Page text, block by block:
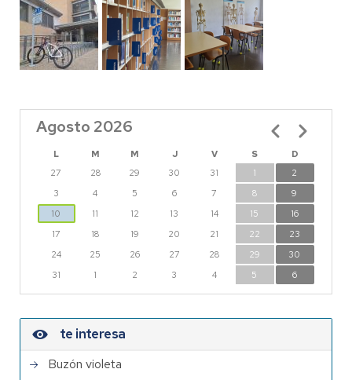
Agosto 2026
L M M J V S
D
27
28 29 30 31 1
2
3
4 5 6 7 8
9
10
11 12 13 14 15
16
17
18 19 20 21 22
23
24
25 26 27 28 29
30
31
1 2 3 4 5 6
Paginación
te interesa
Buzón violeta